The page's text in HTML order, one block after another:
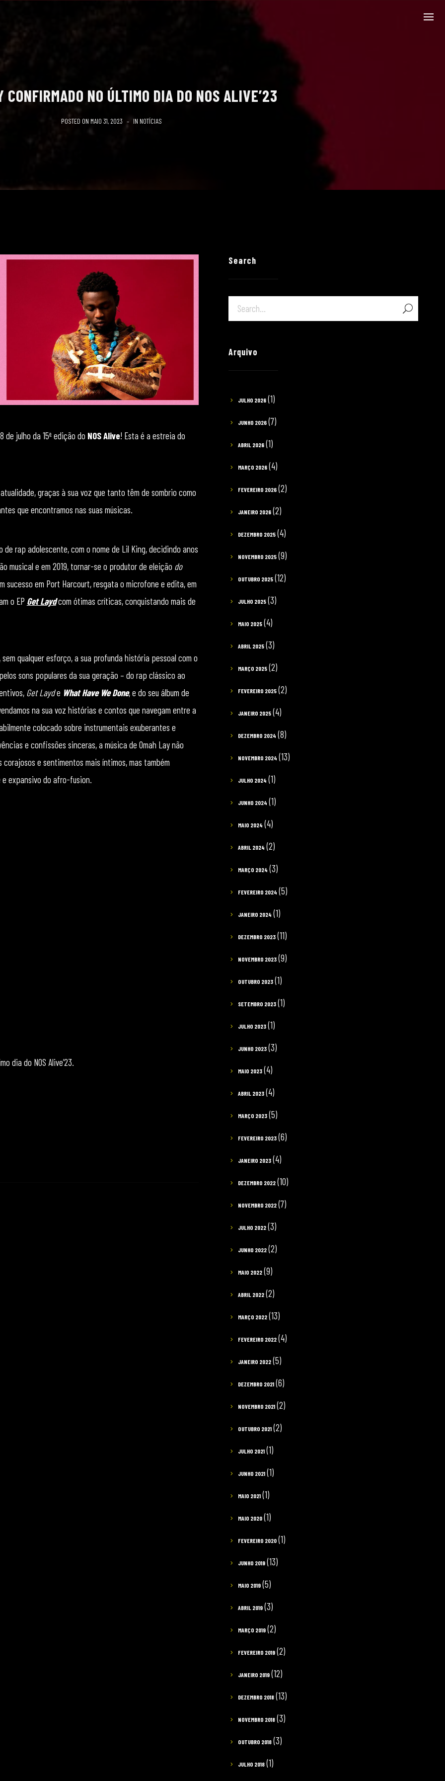
CONFIRMADO NO ÚLTIMO DIA DO NOS ALIVE’23
POSTED ON MAIO 31, 2023 IN NOTÍCIAS
de julho da 15ª edição do NOS Alive! Esta é a estreia do
graças à sua voz que tanto têm de sombrio como
que encontramos nas suas músicas.
rap adolescente, com o nome de Lil King, decidindo anos
musical e em 2019, tornar-se o produtor de eleição do
sucesso em Port Harcourt, resgata o microfone e edita, em
o EP Get Laydcom ótimas críticas, conquistando mais de
qualquer esforço, a sua profunda história pessoal com o
sons populares da sua geração – do rap clássico ao
Get Layde What Have We Done, e do seu álbum de
na sua voz histórias e contos que navegam entre a
colocado sobre instrumentais exuberantes e
e confissões sinceras, a música de Omah Lay não
e sentimentos mais íntimos, mas também
expansivo do afro-fusion.
dia do NOS Alive’23.
Search
Arquivo
JULHO 2026 (1)
JUNHO 2026 (7)
ABRIL 2026 (1)
MARÇO 2026 (4)
FEVEREIRO 2026 (2)
JANEIRO 2026 (2)
DEZEMBRO 2025 (4)
NOVEMBRO 2025 (9)
OUTUBRO 2025 (12)
JULHO 2025 (3)
MAIO 2025 (4)
ABRIL 2025 (3)
MARÇO 2025 (2)
FEVEREIRO 2025 (2)
JANEIRO 2025 (4)
DEZEMBRO 2024 (8)
NOVEMBRO 2024 (13)
JULHO 2024 (1)
JUNHO 2024 (1)
MAIO 2024 (4)
ABRIL 2024 (2)
MARÇO 2024 (3)
FEVEREIRO 2024 (5)
JANEIRO 2024 (1)
DEZEMBRO 2023 (11)
NOVEMBRO 2023 (9)
OUTUBRO 2023 (1)
SETEMBRO 2023 (1)
JULHO 2023 (1)
JUNHO 2023 (3)
MAIO 2023 (4)
ABRIL 2023 (4)
MARÇO 2023 (5)
FEVEREIRO 2023 (6)
JANEIRO 2023 (4)
DEZEMBRO 2022 (10)
NOVEMBRO 2022 (7)
JULHO 2022 (3)
JUNHO 2022 (2)
MAIO 2022 (9)
ABRIL 2022 (2)
MARÇO 2022 (13)
FEVEREIRO 2022 (4)
JANEIRO 2022 (5)
DEZEMBRO 2021 (6)
NOVEMBRO 2021 (2)
OUTUBRO 2021 (2)
JULHO 2021 (1)
JUNHO 2021 (1)
MAIO 2021 (1)
MAIO 2020 (1)
FEVEREIRO 2020 (1)
JUNHO 2019 (13)
MAIO 2019 (5)
ABRIL 2019 (3)
MARÇO 2019 (2)
FEVEREIRO 2019 (2)
JANEIRO 2019 (12)
DEZEMBRO 2018 (13)
NOVEMBRO 2018 (3)
OUTUBRO 2018 (3)
JULHO 2018 (1)